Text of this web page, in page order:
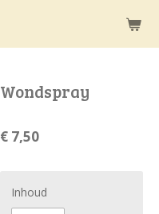
Wondspray
€ 7,50
Inhoud